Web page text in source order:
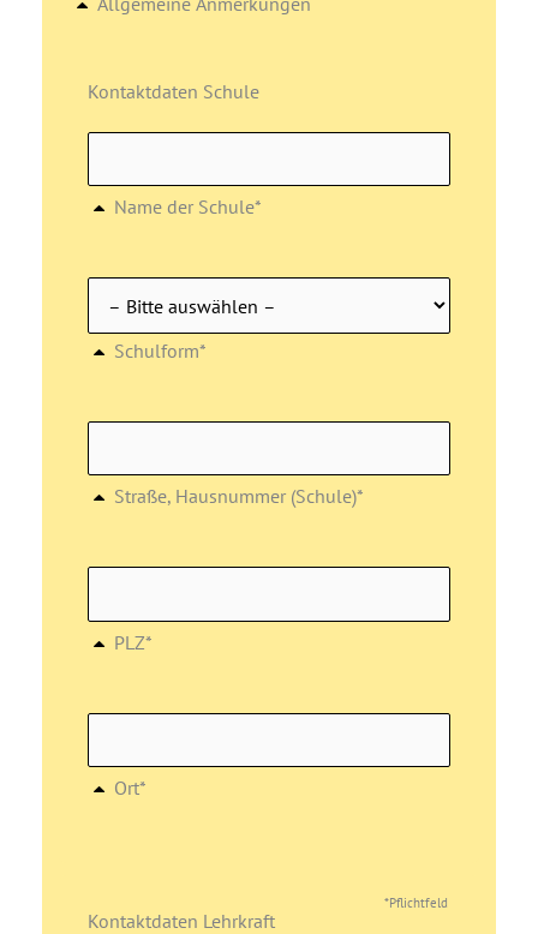
Kontaktdaten Schule
Name der Schule*
Schulform*
Straße, Hausnummer (Schule)*
PLZ*
Ort*
*Pflichtfeld
Kontaktdaten Lehrkraft